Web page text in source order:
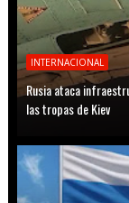
INTERNACIONAL
Rusia ataca
las tropas de Kiev